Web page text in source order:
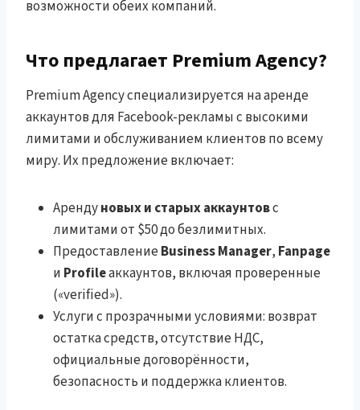
возможности обеих компаний.
Что предлагает Premium Agency?
Premium Agency специализируется на аренде
аккаунтов для Facebook-рекламы с высокими
лимитами и обслуживанием клиентов по всему
миру. Их предложение включает:
Арендуновых и старых аккаунтовс
лимитами от $50 до безлимитных.
ПредоставлениеBusiness Manager, Fanpage
и Profileаккаунтов, включая проверенные
(«verified»).
Услуги с прозрачными условиями: возврат
остатка средств, отсутствие НДС,
официальные договорённости,
безопасность и поддержка клиентов.